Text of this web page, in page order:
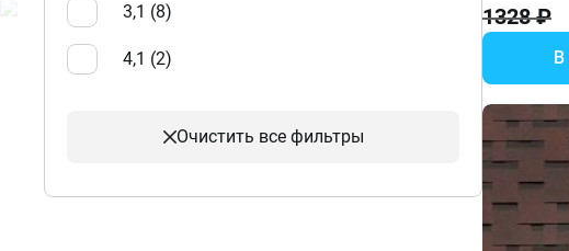
3,1 (8)
4,1 (2)
Очистить все фильтры
1328 ₽
В